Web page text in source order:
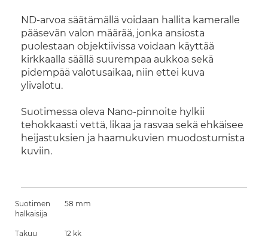
ND-arvoa säätämällä voidaan hallita kameralle
pääsevän valon määrää, jonka ansiosta
puolestaan objektiivissa voidaan käyttää
kirkkaalla säällä suurempaa aukkoa sekä
pidempää valotusaikaa, niin ettei kuva
ylivalotu.
Suotimessa oleva Nano-pinnoite hylkii
tehokkaasti vettä, likaa ja rasvaa sekä ehkäisee
heijastuksien ja haamukuvien muodostumista
kuviin.
Suotimen
halkaisija
58 mm
Takuu
12 kk